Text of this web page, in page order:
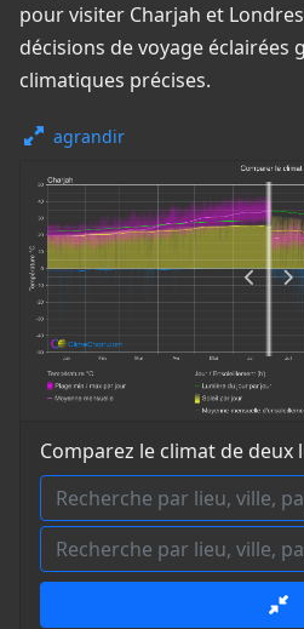
pour visiter Charjah et
décisions de voyage éclairées
climatiques précises.
agrandir
Comparez le climat de deux